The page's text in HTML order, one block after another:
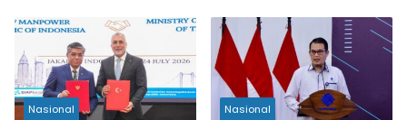
Nasional Nasional